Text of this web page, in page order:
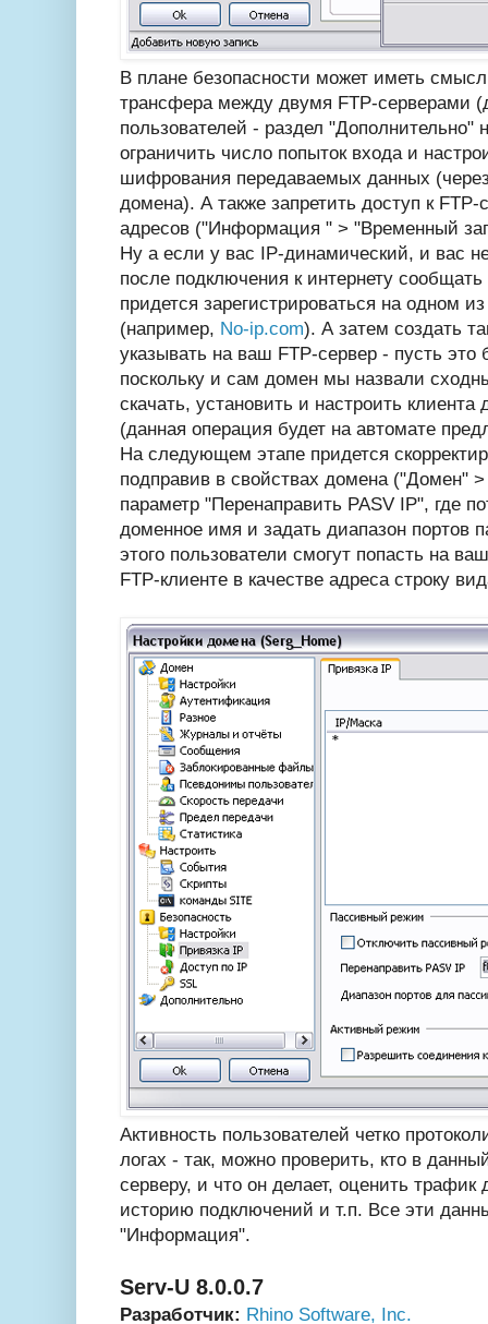
В плане безопасности может иметь
трансфера между двумя FTP-серверами
пользователей - раздел "Дополнительно"
ограничить число попыток входа и
шифрования передаваемых данных (через
домена). А также запретить доступ к FTP-
адресов ("Информация " > "Временный
Ну а если у вас IP-динамический, и вас
после подключения к интернету
придется зарегистрироваться на одном
(например, No-ip.com). А затем создать
указывать на ваш FTP-сервер - пусть это
поскольку и сам домен мы назвали
скачать, установить и настроить
(данная операция будет на автомате
На следующем этапе придется
подправив в свойствах домена ("Домен"
параметр "Перенаправить PASV IP", где
доменное имя и задать диапазон портов
этого пользователи смогут попасть на
FTP-клиенте в качестве адреса строку
Активность пользователей четко
логах - так, можно проверить, кто в
серверу, и что он делает, оценить трафик
историю подключений и т.п. Все эти
"Информация".
Serv-U 8.0.0.7
Разработчик: Rhino Software, Inc.